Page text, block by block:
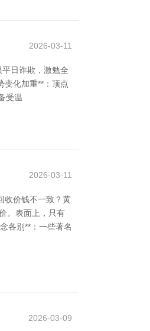
2026-03-11
日诈欺，激勉全
变化加重**：顶点
受温
2026-03-11
收价钱不一致？黄
。表面上，只有
各别**：一些著名
2026-03-09